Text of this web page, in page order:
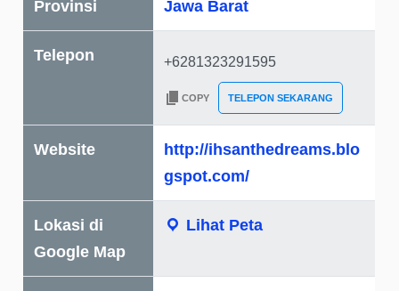
Provinsi Jawa Barat
Telepon
COPY TELEPON SEKARANG
Website
http://ihsanthedreams.blo
gspot.com/
Lokasi di
Google Map
Lihat Peta